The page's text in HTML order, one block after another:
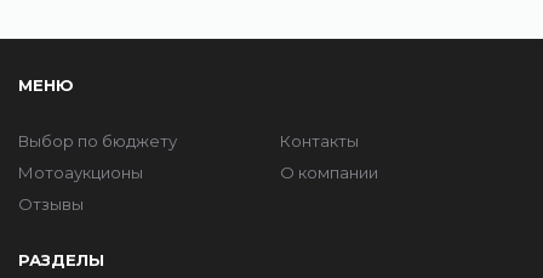
МЕНЮ
Выбор по бюджету
Мотоаукционы
Отзывы
Контакты
О компании
РАЗДЕЛЫ